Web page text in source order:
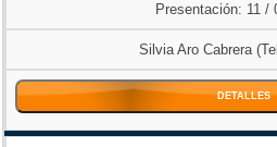
Presentación: 11 /
Silvia Aro Cabrera
DETALLES